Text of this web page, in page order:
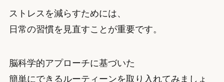
ストレスを減らすためには、
日常の習慣を見直すことが重要です。
脳科学的アプローチに基づいた
簡単にできるルーティーンを取り入れてみましょ